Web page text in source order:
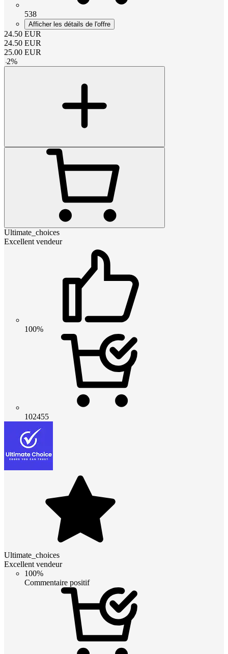
538
Afficher les détails de l'offre
24.50 EUR
24.50 EUR
25.00 EUR
-2%
Ultimate_choices
Excellent vendeur
100%
102455
Ultimate_choices
Excellent vendeur
100%
Commentaire positif